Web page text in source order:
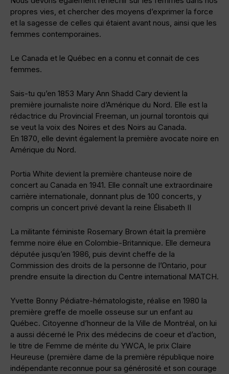
propres vies, et chercher des moyens d’exprimer la force
et la sagesse de celles qui étaient avant nous, ainsi que les
femmes contemporaines.
Le Canada et le Québec en a connu et connait de ces
femmes.
Sais-tu qu’en 1853 Mary Ann Shadd Cary devient la
première journaliste noire d’Amérique du Nord. Elle est la
rédactrice du Provincial Freeman, un journal torontois qui
se veut la voix des Noires et des Noirs au Canada.
En 1870, elle devint également la première avocate noire en
Amérique du Nord.
Portia White devient la première chanteuse noire de
concert au Canada en 1941. Elle connaît une extraordinaire
carrière internationale, donnant plus de 100 concerts, y
compris un concert privé devant la reine Élisabeth II
La militante féministe Rosemary Brown était la première
femme noire élue en Colombie-Britannique. Elle demeura
députée jusqu’en 1986, puis devint cheffe de la
Commission des droits de la personne de l’Ontario, pour
prendre ensuite la direction du Centre international MATCH.
Yvette Bonny Pédiatre-hématologiste, réalise en 1980 la
première greffe de moelle osseuse sur un enfant au
Québec. Citoyenne d’honneur de la Ville de Montréal, on lui
a aussi décerné le Prix des médecins de coeur et d’action,
le titre de Femme de mérite du YWCA, le prix Claire
Heureuse (première dame de la première république noire
indépendante reconnue pour sa générosité et son courage